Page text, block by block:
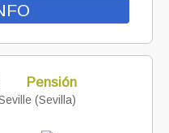
Pensión
(Sevilla)